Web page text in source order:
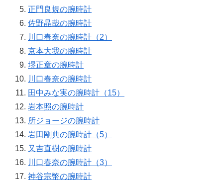
正門良規の腕時計
佐野晶哉の腕時計
川口春奈の腕時計（2）
京本大我の腕時計
堺正章の腕時計
川口春奈の腕時計
田中みな実の腕時計（15）
岩本照の腕時計
所ジョージの腕時計
岩田剛典の腕時計（5）
又吉直樹の腕時計
川口春奈の腕時計（3）
神谷宗幣の腕時計